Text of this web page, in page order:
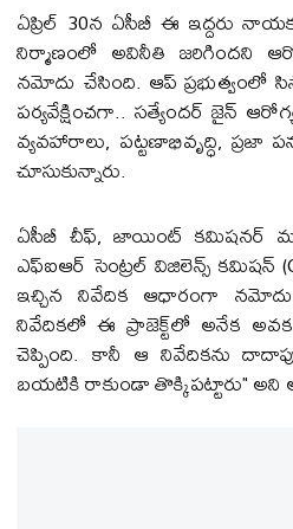
ఏప్రిల్ 30న ఏసీబీ ఈ ఇద్దరు
నిర్మాణంలో అవినీతి జరిగిందని
నమోదు చేసింది. ఆప్ ప్రభుత్వంలో
పర్యవేక్షించగా.. సత్యేందర్ జైన్
వ్యవహారాలు, పట్టణాభివృద్ధి, ప్రజా
చూసుకున్నారు.
ఏసీబీ చీఫ్, జాయింట్ కమిషనర్
ఎఫ్‌ఐఆర్ సెంట్రల్ విజిలెన్స్ కమిషన్
ఇచ్చిన నివేదిక ఆధారంగా నమోదు
నివేదికలో ఈ ప్రాజెక్ట్‌లో అనేక
చెప్పింది. కానీ ఆ నివేదికను
బయటికి రాకుండా తొక్కిపట్టారు"